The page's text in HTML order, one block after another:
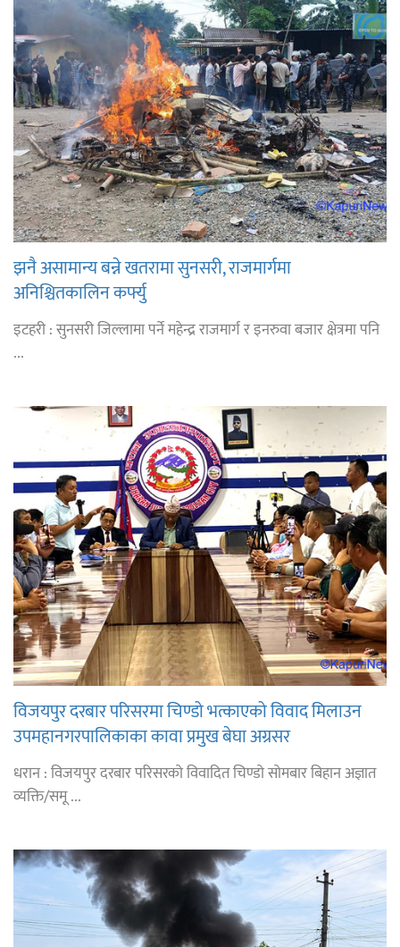
झनै असामान्य बन्ने खतरामा सुनसरी, राजमार्गमा
अनिश्चितकालिन कर्फ्यु
इटहरी : सुनसरी जिल्लामा पर्ने महेन्द्र राजमार्ग र इनरुवा बजार क्षेत्रमा पनि
...
विजयपुर दरबार परिसरमा चिण्डो भत्काएको विवाद मिलाउन
उपमहानगरपालिकाका कावा प्रमुख बेघा अग्रसर
धरान : विजयपुर दरबार परिसरको विवादित चिण्डो सोमबार बिहान अज्ञात
व्यक्ति/समू ...